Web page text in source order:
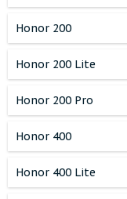
Honor 200
Honor 200 Lite
Honor 200 Pro
Honor 400
Honor 400 Lite